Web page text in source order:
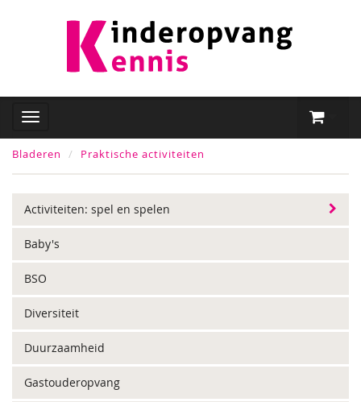
Bladeren Praktische activiteiten
Activiteiten: spel en spelen
Baby's
BSO
Diversiteit
Duurzaamheid
Gastouderopvang